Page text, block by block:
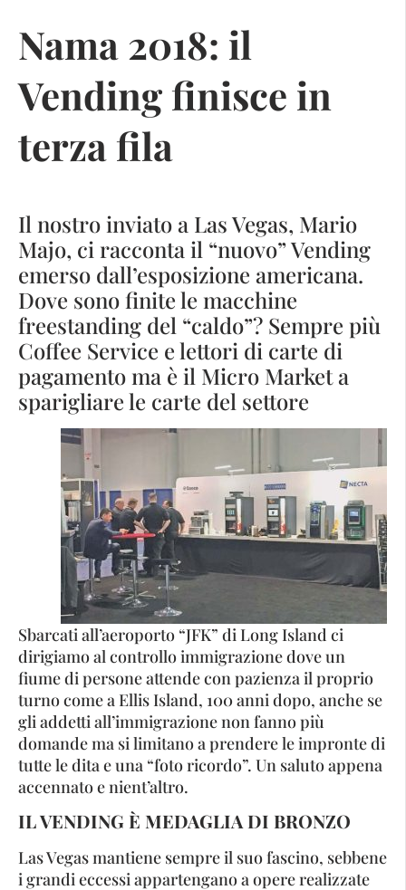
Nama 2018: il
Vending finisce in
terza fila
Il nostro inviato a Las Vegas, Mario
Majo, ci racconta il “nuovo” Vending
emerso dall’esposizione americana.
Dove sono finite le macchine
freestanding del “caldo”? Sempre più
Coffee Service e lettori di carte di
pagamento ma è il Micro Market a
sparigliare le carte del settore
Sbarcati all’aeroporto “JFK” di Long Island ci
dirigiamo al controllo immigrazione dove un
fiume di persone attende con pazienza il proprio
turno come a Ellis Island, 100 anni dopo, anche se
gli addetti all’immigrazione non fanno più
domande ma si limitano a prendere le impronte di
tutte le dita e una “foto ricordo”. Un saluto appena
accennato e nient’altro.
IL VENDING È MEDAGLIA DI BRONZO
Las Vegas mantiene sempre il suo fascino, sebbene
i grandi eccessi appartengano a opere realizzate